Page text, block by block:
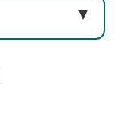
▼